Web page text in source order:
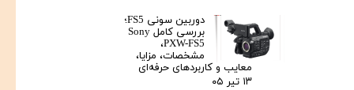
دوربین سونی FS5؛
بررسی کامل Sony
PXW-FS5،
مشخصات، مزایا،
معایب و کاربردهای حرفه‌ای
۱۳ تیر ۰۵